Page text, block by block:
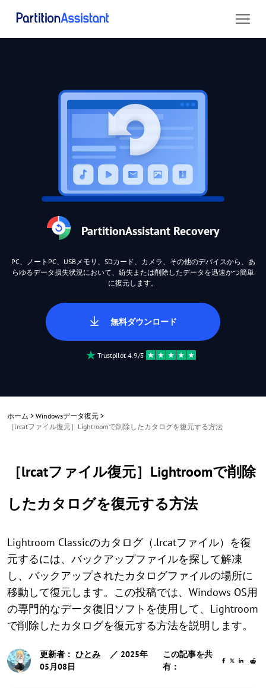
PartitionAssistant Recovery
PC、ノートPC、USBメモリ、SDカード、カメラ、その他のデバイスから、あ
らゆるデータ損失状況において、紛失または削除したデータを迅速かつ簡単
に復元します。
無料ダウンロード
Trustpilot 4.9/5
ホーム > Windowsデータ復元 >
［lrcatファイル復元］Lightroomで削除したカタログを復元する方法
［lrcatファイル復元］Lightroomで削除
したカタログを復元する方法
Lightroom Classicのカタログ（.lrcatファイル）を復
元するには、バックアップファイルを探して解凍
し、バックアップされたカタログファイルの場所に
移動して復元します。この投稿では、Windows OS用
の専門的なデータ復旧ソフトを使用して、Lightroom
で削除したカタログを復元する方法を説明します。
更新者： ひとみ
／ 2025年
05月08日
この記事を共
有：